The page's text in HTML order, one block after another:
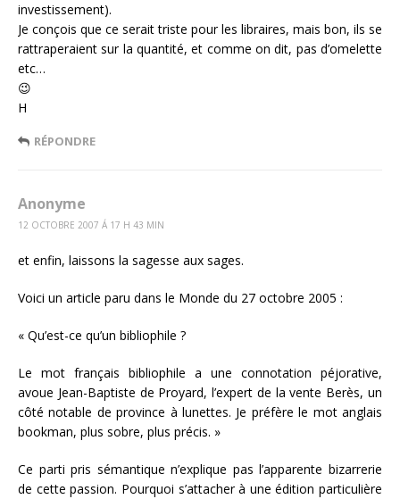
investissement).
Je conçois que ce serait triste pour les libraires, mais bon, ils se
rattraperaient sur la quantité, et comme on dit, pas d’omelette
etc…
😉
H
RÉPONDRE
Anonyme
12 OCTOBRE 2007 Á 17 H 43 MIN
et enfin, laissons la sagesse aux sages.
Voici un article paru dans le Monde du 27 octobre 2005 :
« Qu’est-ce qu’un bibliophile ?
Le mot français bibliophile a une connotation péjorative,
avoue Jean-Baptiste de Proyard, l’expert de la vente Berès, un
côté notable de province à lunettes. Je préfère le mot anglais
bookman, plus sobre, plus précis. »
Ce parti pris sémantique n’explique pas l’apparente bizarrerie
de cette passion. Pourquoi s’attacher à une édition particulière